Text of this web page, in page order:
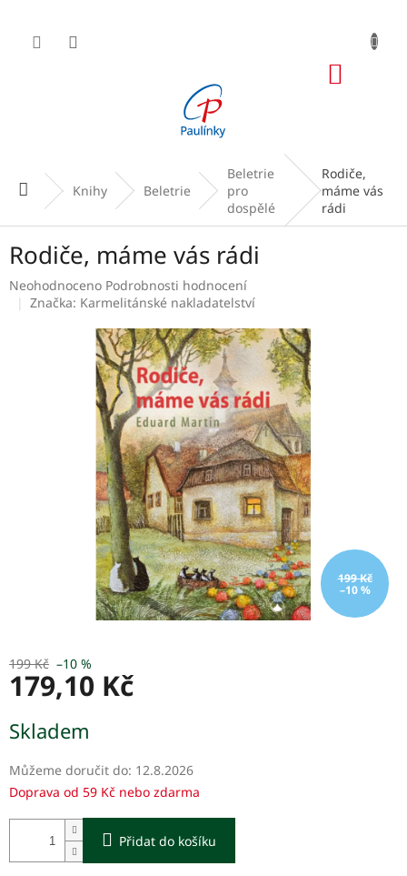
obsah
Domů Knihy Beletrie
Beletrie
pro
dospělé
Rodiče,
máme vás
rádi
Rodiče, máme vás rádi
Průměrné
hodnocení
Neohodnoceno Podrobnosti hodnocení
Značka: Karmelitánské nakladatelství
199 Kč
–10 %
199 Kč –10 %
179,10 Kč
cena:
Skladem
Můžeme doručit do: 12.8.2026
Doprava od 59 Kč nebo zdarma
Přidat do košíku